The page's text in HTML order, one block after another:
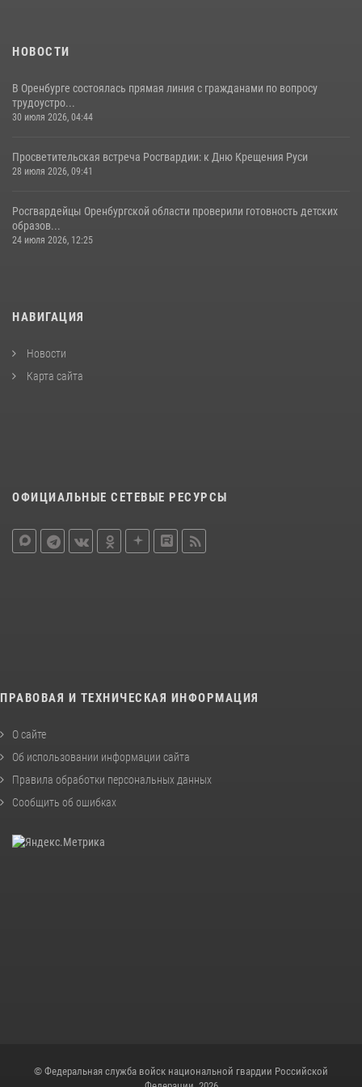
НОВОСТИ
В Оренбурге состоялась прямая линия с гражданами по вопросу
трудоустро...
30 июля 2026, 04:44
Просветительская встреча Росгвардии: к Дню Крещения Руси
28 июля 2026, 09:41
Росгвардейцы Оренбургской области проверили готовность детских
образов...
24 июля 2026, 12:25
НАВИГАЦИЯ
Новости
Карта сайта
ОФИЦИАЛЬНЫЕ СЕТЕВЫЕ РЕСУРСЫ
ПРАВОВАЯ И ТЕХНИЧЕСКАЯ ИНФОРМАЦИЯ
О сайте
Об использовании информации сайта
Правила обработки персональных данных
Сообщить об ошибках
© Федеральная служба войск национальной гвардии Российской